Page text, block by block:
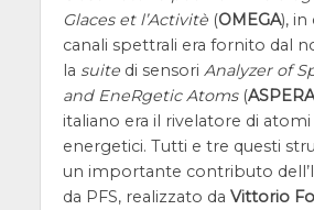
Glaces et l’Activitè(OMEGA), in
canali spettrali era fornito dal
la suitedi sensori Analyzer of
and EneRgetic Atoms(
italiano era il rivelatore di
energetici. Tutti e tre questi
un importante contributo
da PFS, realizzato da Vittorio